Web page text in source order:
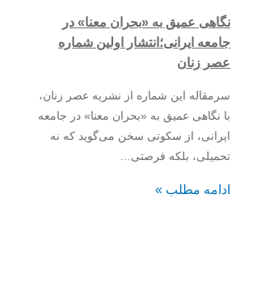
نگاهی عمیق به «بحران معنا» در
جامعه ایرانی؛انتشار اولین شماره
عصر زنان
سرمقاله این شماره از نشریه عصر زنان،
با نگاهی عمیق به «بحران معنا» در جامعه
ایرانی، از سکوتی سخن می‌گوید که نه
تحمیلی، بلکه فرصتی…
ادامه مطلب »